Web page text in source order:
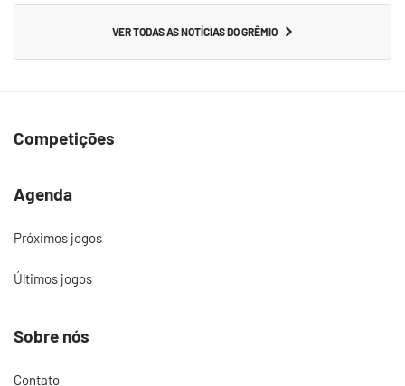
VER TODAS AS NOTÍCIAS DO GRÊMIO
Competições
Agenda
Próximos jogos
Últimos jogos
Sobre nós
Contato